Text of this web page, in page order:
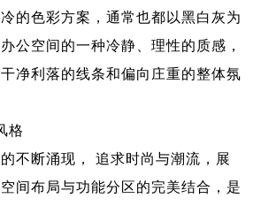
的色彩方案，通常也都以黑白灰为
公空间的一种冷静、理性的质感，
净利落的线条和偏向庄重的整体氛
格
断涌现， 追求时尚与潮流，展
间布局与功能分区的完美结合，是